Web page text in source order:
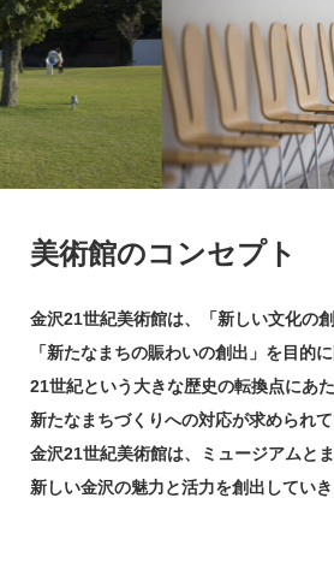
美術館のコンセプト
金沢21世紀美術館は、「新しい文化の
「新たなまちの賑わいの創出」を目的
21世紀という大きな歴史の転換点にあた
新たなまちづくりへの対応が求められて
金沢21世紀美術館は、ミュージアムと
新しい金沢の魅力と活力を創出していき